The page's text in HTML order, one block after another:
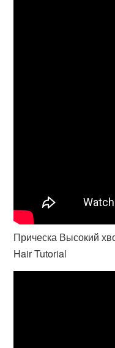
Прическа Высокий
Hair Tutorial